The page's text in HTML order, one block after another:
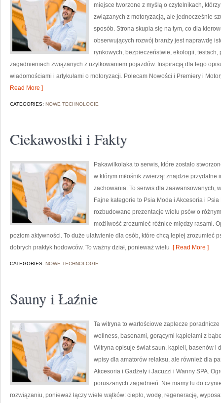
miejsce tworzone z myślą o czytelnikach,
związanych z motoryzacją, ale jednocześnie
sposób. Strona skupia się na tym, co dla
obserwujących rozwój branży jest naprawdę
rynkowych, bezpieczeństwie, ekologii,
zagadnieniach związanych z użytkowaniem pojazdów. Inspiracją dla tego
wiadomościami i artykułami o motoryzacji. Polecam Nowości i Premiery i
Read More ]
CATEGORIES: NOWE TECHNOLOGIE
Ciekawostki i Fakty
Pakawilkolaka to serwis, które zostało
w którym miłośnik zwierząt znajdzie
zachowania. To serwis dla zaawansowanych,
Fajne kategorie to Psia Moda i Akcesoria i
rozbudowane prezentacje wielu psów o
możliwość zrozumieć różnice między rasami.
poziom aktywności. To duże ułatwienie dla osób, które chcą lepiej zrozumieć
dobrych praktyk hodowców. To ważny dział, ponieważ wielu [ Read More ]
CATEGORIES: NOWE TECHNOLOGIE
Sauny i Łaźnie
Ta witryna to wartościowe zaplecze
wellness, basenami, gorącymi kąpielami z
Witryna opisuje świat saun, kąpieli, basenów i
wpisy dla amatorów relaksu, ale również dla
Akcesoria i Gadżety i Jacuzzi i Wanny SPA.
poruszanych zagadnień. Nie mamy tu do
rozwiązaniu, ponieważ łączy wiele wątków: ciepło, wodę, regenerację,